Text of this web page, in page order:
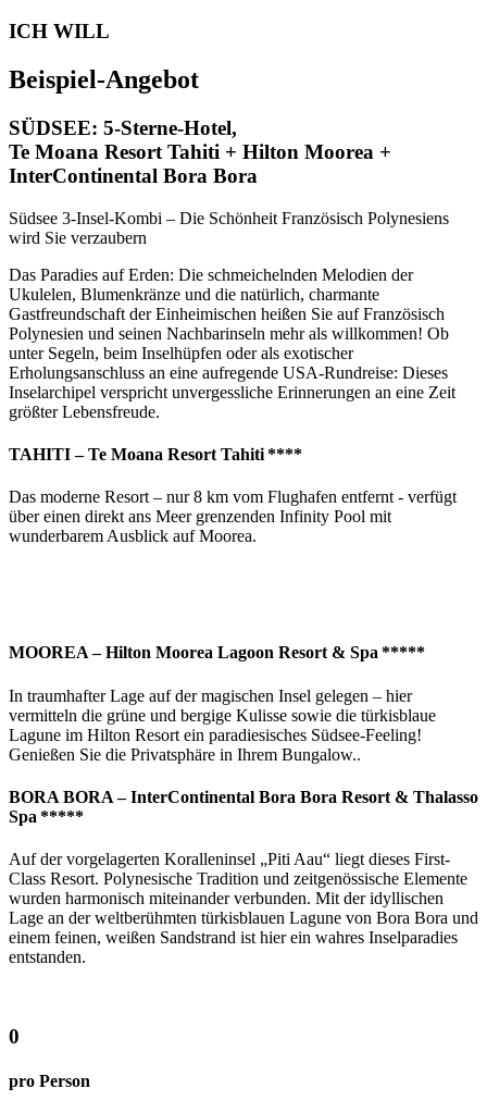
ICH WILL
Beispiel-Angebot
SÜDSEE: 5-Sterne-Hotel,
Te Moana Resort Tahiti + Hilton Moorea +
InterContinental Bora Bora
Südsee 3-Insel-Kombi – Die Schönheit Französisch Polynesiens
wird Sie verzaubern
Das Paradies auf Erden: Die schmeichelnden Melodien der
Ukulelen, Blumenkränze und die natürlich, charmante
Gastfreundschaft der Einheimischen heißen Sie auf Französisch
Polynesien und seinen Nachbarinseln mehr als willkommen! Ob
unter Segeln, beim Inselhüpfen oder als exotischer
Erholungsanschluss an eine aufregende USA-Rundreise: Dieses
Inselarchipel verspricht unvergessliche Erinnerungen an eine Zeit
größter Lebensfreude.
TAHITI – Te Moana Resort Tahiti ****
Das moderne Resort – nur 8 km vom Flughafen entfernt - verfügt
über einen direkt ans Meer grenzenden Infinity Pool mit
wunderbarem Ausblick auf Moorea.
MOOREA – Hilton Moorea Lagoon Resort & Spa *****
In traumhafter Lage auf der magischen Insel gelegen – hier
vermitteln die grüne und bergige Kulisse sowie die türkisblaue
Lagune im Hilton Resort ein paradiesisches Südsee-Feeling!
Genießen Sie die Privatsphäre in Ihrem Bungalow..
BORA BORA – InterContinental Bora Bora Resort & Thalasso
Spa *****
Auf der vorgelagerten Koralleninsel „Piti Aau“ liegt dieses First-
Class Resort. Polynesische Tradition und zeitgenössische Elemente
wurden harmonisch miteinander verbunden. Mit der idyllischen
Lage an der weltberühmten türkisblauen Lagune von Bora Bora und
einem feinen, weißen Sandstrand ist hier ein wahres Inselparadies
entstanden.
0
pro Person